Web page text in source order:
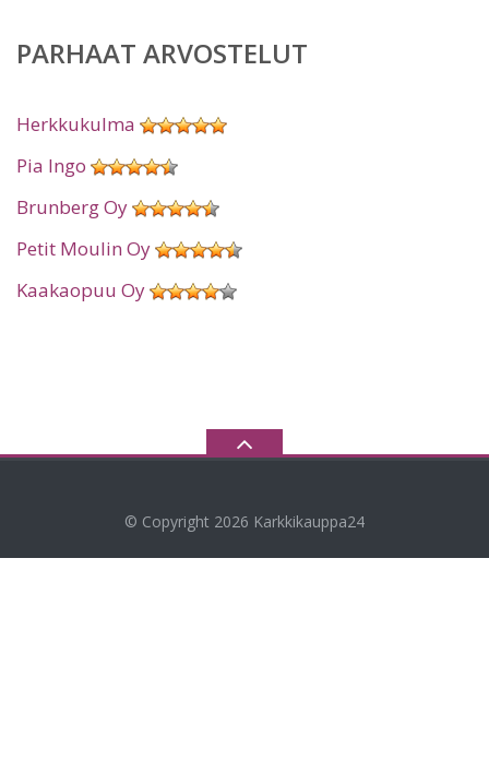
PARHAAT ARVOSTELUT
Herkkukulma
Pia Ingo
Brunberg Oy
Petit Moulin Oy
Kaakaopuu Oy
© Copyright 2026 Karkkikauppa24